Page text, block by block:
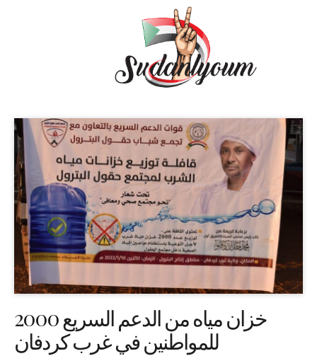
2000 خزان مياه من الدعم السريع
للمواطنين في غرب كردفان